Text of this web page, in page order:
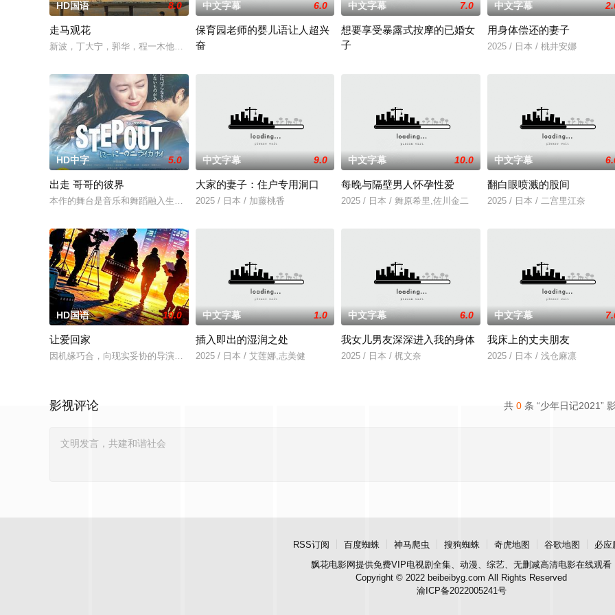
HD国语 8.0
走马观花
新波，丁大宁，郭华，程一木他们毕业于同一所大学。他们和很多年轻人一样，自以为是，敏感错弱，没有
中文字幕 6.0
保育园老师的婴儿语让人超兴
奋
中文字幕 7.0
想要享受暴露式按摩的已婚女
子
中文字幕
用身体偿还的妻子
2025 / 日本 / 桃井安娜
HD中字 5.0
出走 哥哥的彼界
本作的舞台是音乐和舞蹈融入生活的冲绳。与母亲朱音、妹妹舞一起生活的照屋踊，憧憬舞蹈学校的丽莎，
中文字幕 9.0
大家的妻子：住户专用洞口
2025 / 日本 / 加藤桃香
中文字幕 10.0
每晚与隔壁男人怀孕性爱
2025 / 日本 / 舞原希里,佐川金二
中文字幕
翻白眼喷溅的股间
2025 / 日本 / 二宫里江奈
HD国语 10.0
让爱回家
因机缘巧合，向现实妥协的导演朱达仁萌生拍一部《河南人在北京》电影的念头，在说服主编姚松、老乡韩
中文字幕 1.0
插入即出的湿润之处
2025 / 日本 / 艾莲娜,志美健
中文字幕 6.0
我女儿男友深深进入我的身体
2025 / 日本 / 梶文奈
中文字幕
我床上的丈夫朋友
2025 / 日本 / 浅仓麻凛
共 0 条 “少年日记2021”
影视评论
RSS订阅 百度蜘蛛 神马爬虫 搜狗蜘蛛 奇虎地图 谷歌地图
必应
飘花电影网提供免费VIP电视剧全集、动漫、综艺、无删减高清电影在线观看
Copyright © 2022 beibeibyg.com All Rights Reserved
渝ICP备2022005241号